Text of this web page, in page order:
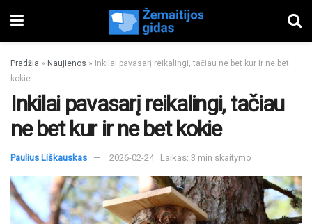
Pradžia » Naujienos » Inkilai pavasarį reikalingi, tačiau ne bet kur ir ne bet
kokie
Inkilai pavasarį reikalingi, tačiau
ne bet kur ir ne bet kokie
Paulius Liškauskas 2026-02-24 Laikas: 3 min skaitymo